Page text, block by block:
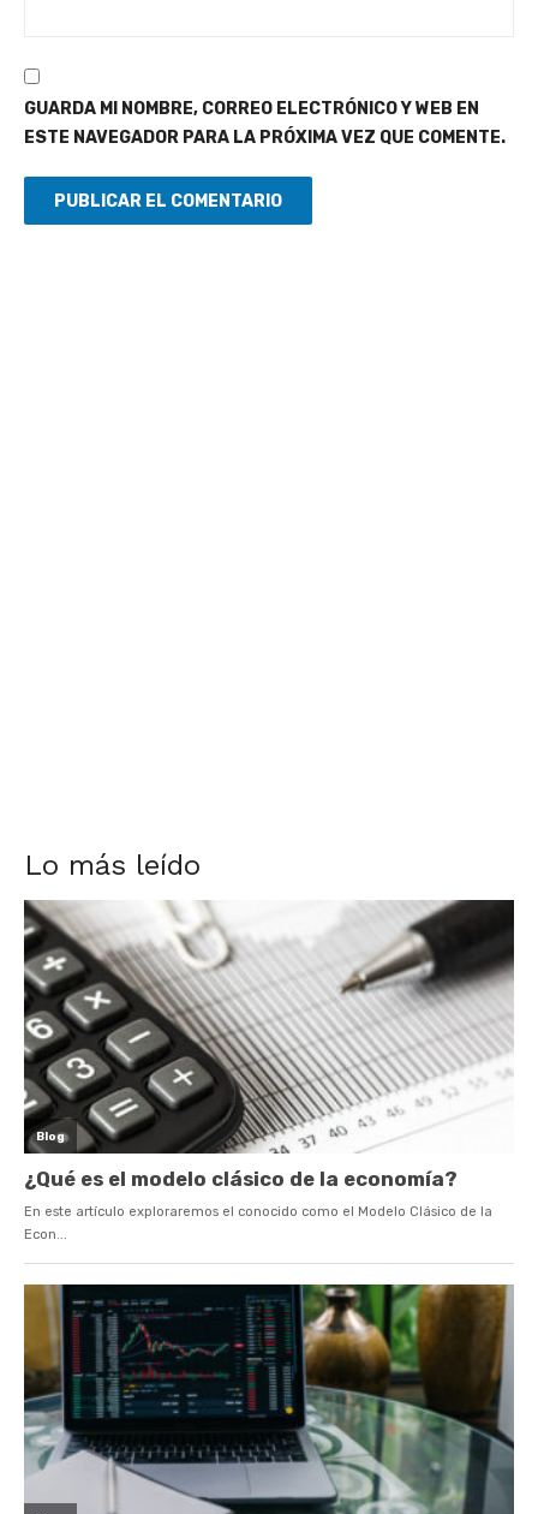
GUARDA MI NOMBRE, CORREO ELECTRÓNICO Y WEB EN
ESTE NAVEGADOR PARA LA PRÓXIMA VEZ QUE COMENTE.
Lo más leído